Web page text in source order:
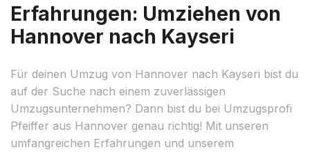
Erfahrungen: Umziehen von
Hannover nach Kayseri
Für deinen Umzug von Hannover nach Kayseri bist du
auf der Suche nach einem zuverlässigen
Umzugsunternehmen? Dann bist du bei Umzugsprofi
Pfeiffer aus Hannover genau richtig! Mit unseren
umfangreichen Erfahrungen und unserem